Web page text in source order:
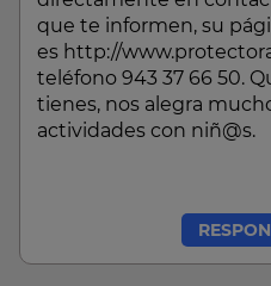
que te informen, su
es http://
teléfono 943 37 66 50.
tienes, nos alegra
actividades con niñ@s.